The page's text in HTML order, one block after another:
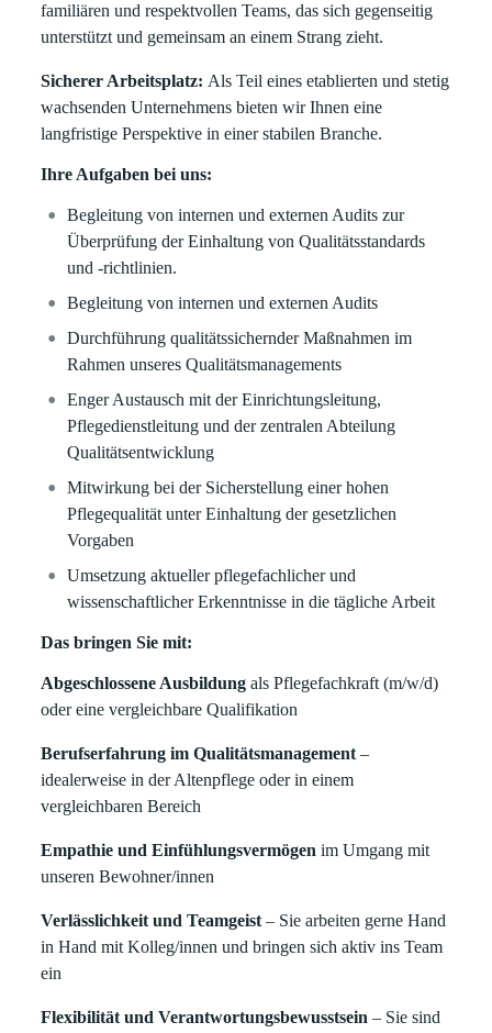
familiären und respektvollen Teams, das sich gegenseitig
unterstützt und gemeinsam an einem Strang zieht.
Sicherer Arbeitsplatz: Als Teil eines etablierten und stetig
wachsenden Unternehmens bieten wir Ihnen eine
langfristige Perspektive in einer stabilen Branche.
Ihre Aufgaben bei uns:
Begleitung von internen und externen Audits zur
Überprüfung der Einhaltung von Qualitätsstandards
und -richtlinien.
Begleitung von internen und externen Audits
Durchführung qualitätssichernder Maßnahmen im
Rahmen unseres Qualitätsmanagements
Enger Austausch mit der Einrichtungsleitung,
Pflegedienstleitung und der zentralen Abteilung
Qualitätsentwicklung
Mitwirkung bei der Sicherstellung einer hohen
Pflegequalität unter Einhaltung der gesetzlichen
Vorgaben
Umsetzung aktueller pflegefachlicher und
wissenschaftlicher Erkenntnisse in die tägliche Arbeit
Das bringen Sie mit:
Abgeschlossene Ausbildung als Pflegefachkraft (m/w/d)
oder eine vergleichbare Qualifikation
Berufserfahrung im Qualitätsmanagement –
idealerweise in der Altenpflege oder in einem
vergleichbaren Bereich
Empathie und Einfühlungsvermögen im Umgang mit
unseren Bewohner/innen
Verlässlichkeit und Teamgeist – Sie arbeiten gerne Hand
in Hand mit Kolleg/innen und bringen sich aktiv ins Team
ein
Flexibilität und Verantwortungsbewusstsein – Sie sind